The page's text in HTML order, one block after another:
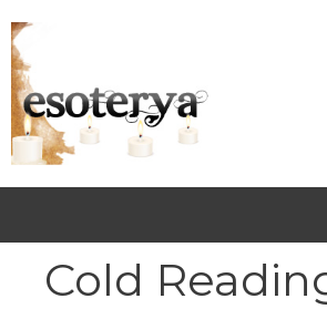
al
contenuto
Cold